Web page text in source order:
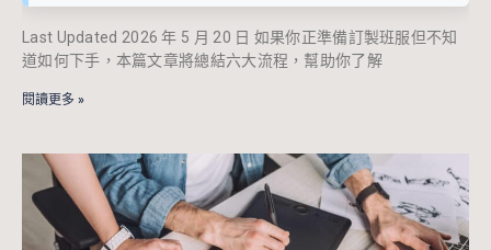
Last Updated 2026 年 5 月 20 日 如果你正準備訂製班服但不知
道如何下手，本篇文章將總結六大流程，幫助你了解
閱讀更多 »